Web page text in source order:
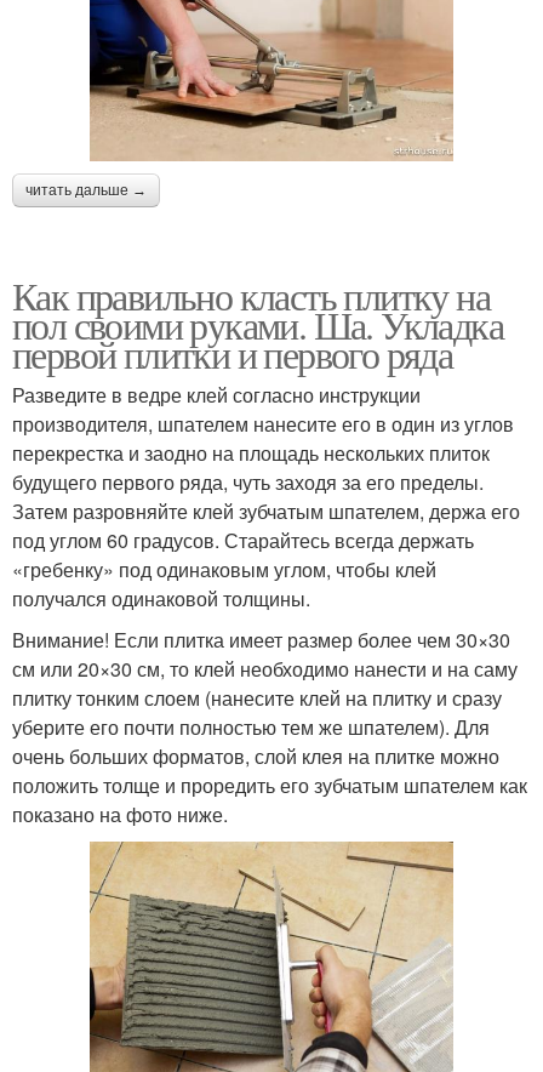
читать дальше →
Как правильно класть плитку на
пол своими руками. Ша. Укладка
первой плитки и первого ряда
Разведите в ведре клей согласно инструкции
производителя, шпателем нанесите его в один из углов
перекрестка и заодно на площадь нескольких плиток
будущего первого ряда, чуть заходя за его пределы.
Затем разровняйте клей зубчатым шпателем, держа его
под углом 60 градусов. Старайтесь всегда держать
«гребенку» под одинаковым углом, чтобы клей
получался одинаковой толщины.
Внимание! Если плитка имеет размер более чем 30×30
см или 20×30 см, то клей необходимо нанести и на саму
плитку тонким слоем (нанесите клей на плитку и сразу
уберите его почти полностью тем же шпателем). Для
очень больших форматов, слой клея на плитке можно
положить толще и проредить его зубчатым шпателем как
показано на фото ниже.